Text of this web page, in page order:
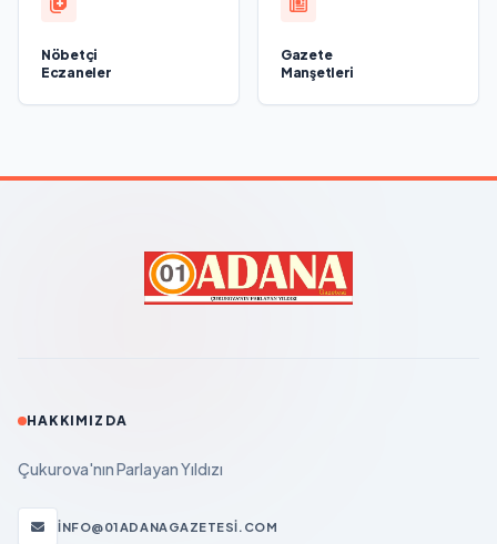
Nöbetçi
Eczaneler
Gazete
Manşetleri
HAKKIMIZDA
Çukurova'nın Parlayan Yıldızı
INFO@01ADANAGAZETESI.COM